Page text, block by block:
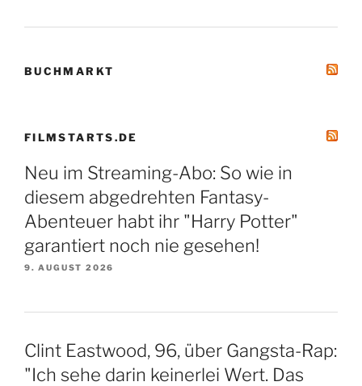
BUCHMARKT
FILMSTARTS.DE
Neu im Streaming-Abo: So wie in
diesem abgedrehten Fantasy-
Abenteuer habt ihr "Harry Potter"
garantiert noch nie gesehen!
9. AUGUST 2026
Clint Eastwood, 96, über Gangsta-Rap:
"Ich sehe darin keinerlei Wert. Das